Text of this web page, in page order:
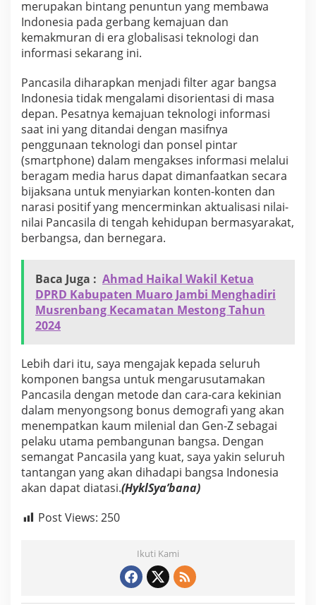
merupakan bintang penuntun yang membawa
Indonesia pada gerbang kemajuan dan
kemakmuran di era globalisasi teknologi dan
informasi sekarang ini.
Pancasila diharapkan menjadi filter agar bangsa
Indonesia tidak mengalami disorientasi di masa
depan. Pesatnya kemajuan teknologi informasi
saat ini yang ditandai dengan masifnya
penggunaan teknologi dan ponsel pintar
(smartphone) dalam mengakses informasi melalui
beragam media harus dapat dimanfaatkan secara
bijaksana untuk menyiarkan konten-konten dan
narasi positif yang mencerminkan aktualisasi nilai-
nilai Pancasila di tengah kehidupan bermasyarakat,
berbangsa, dan bernegara.
Baca Juga : Ahmad Haikal Wakil Ketua
DPRD Kabupaten Muaro Jambi Menghadiri
Musrenbang Kecamatan Mestong Tahun
2024
Lebih dari itu, saya mengajak kepada seluruh
komponen bangsa untuk mengarusutamakan
Pancasila dengan metode dan cara-cara kekinian
dalam menyongsong bonus demografi yang akan
menempatkan kaum milenial dan Gen-Z sebagai
pelaku utama pembangunan bangsa. Dengan
semangat Pancasila yang kuat, saya yakin seluruh
tantangan yang akan dihadapi bangsa Indonesia
akan dapat diatasi.(HyklSya’bana)
Post Views: 250
Ikuti Kami